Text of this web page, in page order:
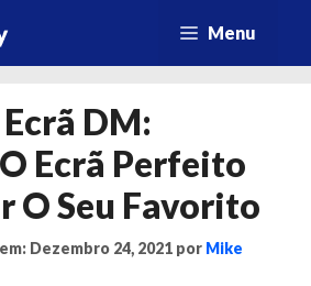
Menu
DM:
Ecrã Perfeito
O Seu Favorito
Dezembro 24, 2021 por Mike